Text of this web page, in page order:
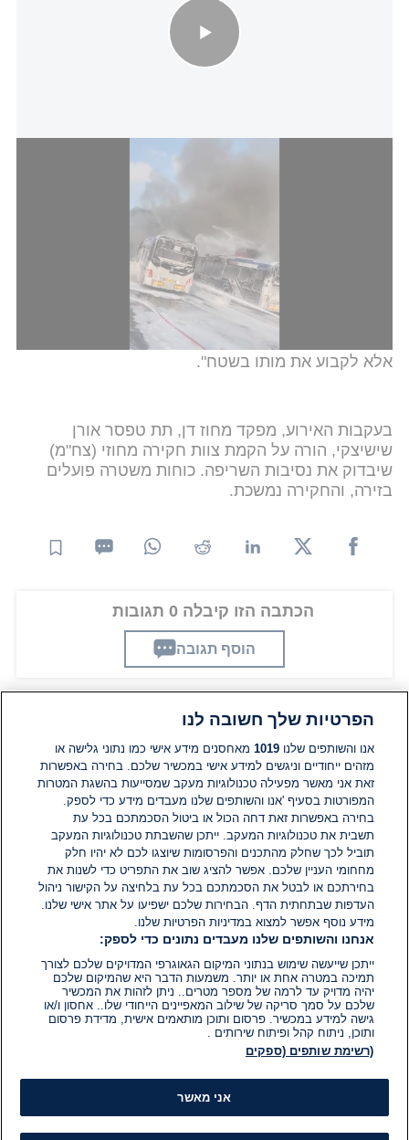
חובש מיחידת האופנועים של מד"א כפיר ורסנו סיפר על
כבד מאוד שעולה מהמקום. השריפה התפשטה
לאוטובוסים נוספים במקום. לאחר פעולות ממושכות
של כיבוי הדליקה בוצעו סריקות באוטובוסים השרופים,
המאוחרות לחייו כשהוא מחוסר הכרה, על גופו סימני
פיח וכוויות קשות - ולאחר בדיקות רפואיות לא נותר לנו
אלא לקבוע את מותו בשטח".
בעקבות האירוע, מפקד מחוז דן, תת טפסר אורן
שישיצקי, הורה על הקמת צוות חקירה מחוזי (צח"מ)
שיבדוק את נסיבות השריפה. כוחות משטרה פועלים
בזירה, והחקירה נמשכת.
הכתבה הזו קיבלה 0 תגובות
הוסף תגובה
תגובות
אין עדיין תגובות. היה הראשון להגיב
הוסף תגובה
הפרטיות שלך חשובה לנו
אנו והשותפים שלנו1019 מאחסנים מידע אישי כמו נתוני גלישה או
מזהים ייחודיים וניגשים למידע אישי במכשיר שלכם. בחירה באפשרות
זאת אני מאשר מפעילה טכנולוגיות מעקב שמסייעות בהשגת המטרות
המפורטות בסעיף 'אנו והשותפים שלנו מעבדים מידע כדי לספק.
בחירה באפשרות זאת דחה הכול או ביטול הסכמתכם בכל עת
תשבית את טכנולוגיות המעקב. ייתכן שהשבתת טכנולוגיות המעקב
תוביל לכך שחלק מהתכנים והפרסומות שיוצגו לכם לא יהיו חלק
מחחומי העניין שלכם. אפשר להציג שוב את התפריט כדי לשנות את
בחירתכם או לבטל את הסכמתכם בכל עת בלחיצה על הקישור ניהול
העדפות שבתחתית הדף. הבחירות שלכם ישפיעו על אתר אישי שלנו.
מידע נוסף אפשר למצוא במדיניות הפרטיות שלנו.
אנחנו והשותפים שלנו מעבדים נתונים כדי לספק:
ייתכן שייעשה שימוש בנתוני המיקום הגאוגרפי המדויקים שלכם לצורך
תמיכה במטרה אחת או יותר. משמעות הדבר היא שהמיקום שלכם
יהיה מדויק עד לרמה של מספר מטרים.. ניתן לזהות את המכשיר
שלכם על סמך סריקה של שילוב המאפיינים הייחודי שלו.. אחסון ו/או
גישה למידע במכשיר. פרסום ותוכן מותאמים אישית, מדידת פרסום
ותוכן, ניתוח קהל ופיתוח שירותים .
(רשימת שותפים (ספקים
אני מאשר